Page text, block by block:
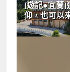
[遊記●宜蘭]
仰，也可以